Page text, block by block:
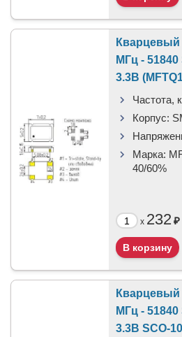
Кварцевый
МГц - 51840
3.3В
Частота,
Корпус:
Марка:
40/60%
x 232₽
Кварцевый
МГц - 51840
3.3В SCO-